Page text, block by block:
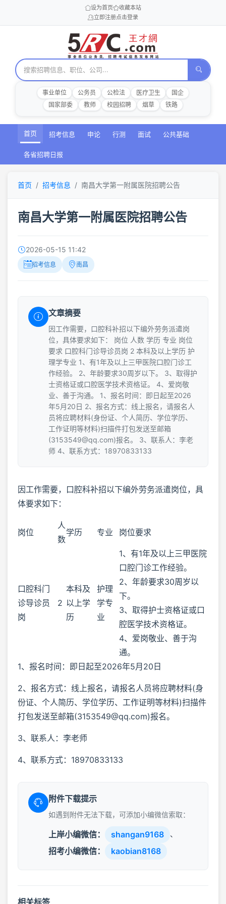
设为首页
收藏本站
立即注册点击登录
事业单位 公务员 公检法 医疗卫生
国企
国家部委
教师 校园招聘 烟草 铁路
首页 招考信息 申论 行测 面试 公共基础
各省招聘日报
首页 招考信息 南昌大学第一附属医院招聘公告
南昌大学第一附属医院招聘公告
2026-05-15 11:42
招考信息 南昌
文章摘要
因工作需要，口腔科补招以下编外劳务派遣岗
位，具体要求如下： 岗位 人数 学历 专业 岗位
要求 口腔科门诊导诊员岗 2 本科及以上学历 护
理学专业 1、有1年及以上三甲医院口腔门诊工
作经验。 2、年龄要求30周岁以下。 3、取得护
士资格证或口腔医学技术资格证。 4、爱岗敬
业、善于沟通。 1、报名时间：即日起至2026
年5月20日 2、报名方式：线上报名，请报名人
员将应聘材料(身份证、个人简历、学位学历、
工作证明等材料)扫描件打包发送至邮箱
(3153549@qq.com)报名。 3、联系人：李老
师 4、联系方式：18970833133
因工作需要，口腔科补招以下编外劳务派遣岗位，具
体要求如下：
岗位
人
数
学历 专业 岗位要求
口腔科门
诊导诊员
岗
2
本科及
以上学
历
护理
学专
业
1、有1年及以上三甲医院
口腔门诊工作经验。
2、年龄要求30周岁以
下。
3、取得护士资格证或口
腔医学技术资格证。
4、爱岗敬业、善于沟
通。
1、报名时间：即日起至2026年5月20日
2、报名方式：线上报名，请报名人员将应聘材料(身
份证、个人简历、学位学历、工作证明等材料)扫描件
打包发送至邮箱(3153549@qq.com)报名。
3、联系人：李老师
4、联系方式：18970833133
附件下载提示
如遇到附件无法下载，可添加小编微信索取：
上岸小编微信： shangan9168 、
招考小编微信： kaobian8168
相关标签